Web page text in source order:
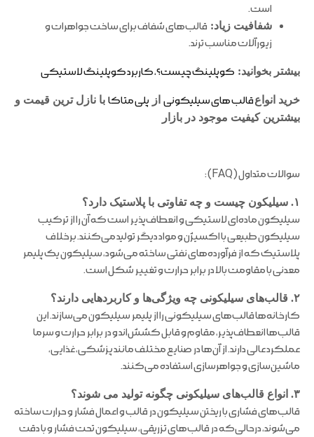
است.
شفافیت زیاد: قالب‌های شفاف برای ساخت جواهرات و
زیورآلات مناسب ترند.
بیشتر بخوانید: کوپلینگ چیست؟،کاربرد کوپلینگ لاستیکی
خرید انواعقالب های سیلیکونی از پلی متاکا با نازل ترین قیمت و
بیشترین کیفیت موجود در بازار
سوالات متداول (FAQ) :
۱. سیلیکون چیست و چه تفاوتی با پلاستیک دارد؟
سیلیکون ماده‌ای لاستیکی و انعطاف‌پذیر است که آن را از ترکیب
سیلیکون طبیعی با اکسیژن و مواد دیگر تولید می‌کنند. برخلاف
پلاستیک که از فرآورده‌های نفتی ساخته می‌شود، سیلیکون یک پلیمر
معدنی با مقاومت بالا در برابر حرارت و تغییر شکل است.
۲. قالب‌های سیلیکونی چه ویژگی‌ها و کاربردهایی دارند؟
کارخانه‌ها قالب‌های سیلیکونی را از پلیمر سیلیکون می‌سازند. این
قالب‌ها انعطاف‌پذیر، مقاوم و قابل کشش‌اند و در برابر حرارت و سرما
عملکرد عالی دارند. از آن‌ها در صنایع مختلف مانند پزشکی، غذایی،
ماشین‌سازی و جواهرسازی استفاده می‌کنند.
۳. انواع قالب‌های سیلیکونی چگونه تولید می شوند؟
قالب‌های فشاری با ریختن سیلیکون در قالب و اعمال فشار و حرارت ساخته
می‌شوند، درحالی‌که در قالب‌های تزریقی، سیلیکون تحت فشار و با دقت